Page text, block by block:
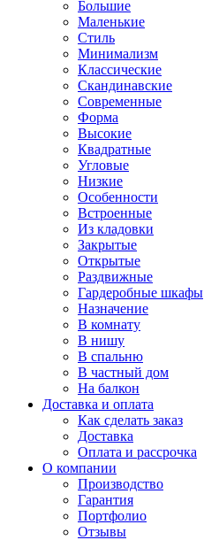
Большие
Маленькие
Стиль
Минимализм
Классические
Скандинавские
Современные
Форма
Высокие
Квадратные
Угловые
Низкие
Особенности
Встроенные
Из кладовки
Закрытые
Открытые
Раздвижные
Гардеробные шкафы
Назначение
В комнату
В нишу
В спальню
В частный дом
На балкон
Доставка и оплата
Как сделать заказ
Доставка
Оплата и рассрочка
О компании
Производство
Гарантия
Портфолио
Отзывы